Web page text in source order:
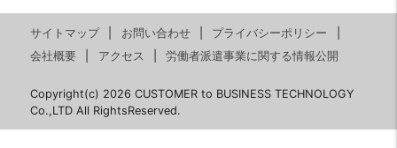
サイトマップ お問い合わせ
プライバシーポリシー
会社概要
アクセス 労働者派遣事業に関する情報公開
Copyright(c) 2026 CUSTOMER to BUSINESS TECHNOLOGY
Co.,LTD All RightsReserved.